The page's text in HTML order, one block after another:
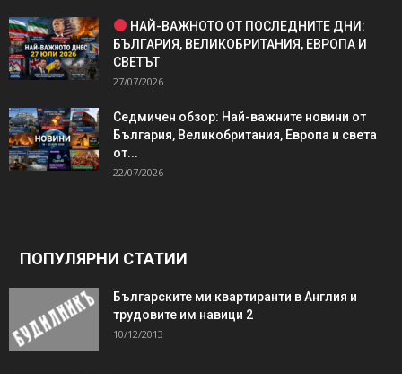
НАЙ-ВАЖНОТО ОТ ПОСЛЕДНИТЕ ДНИ:
БЪЛГАРИЯ, ВЕЛИКОБРИТАНИЯ, ЕВРОПА И
СВЕТЪТ
27/07/2026
Седмичен обзор: Най-важните новини от
България, Великобритания, Европа и света
от...
22/07/2026
ПОПУЛЯРНИ СТАТИИ
Българските ми квартиранти в Англия и
трудовите им навици 2
10/12/2013